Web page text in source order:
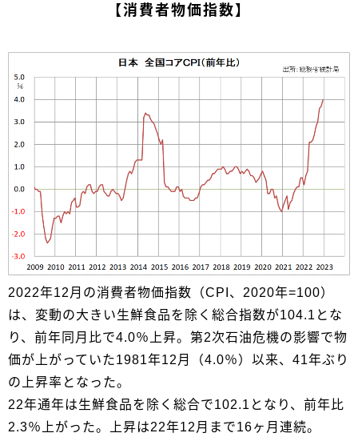
【消費者物価指数】
2022年12月の消費者物価指数（CPI、2020年=100）
は、変動の大きい生鮮食品を除く総合指数が104.1とな
り、前年同月比で4.0％上昇。第2次石油危機の影響で物
価が上がっていた1981年12月（4.0％）以来、41年ぶり
の上昇率となった。
22年通年は生鮮食品を除く総合で102.1となり、前年比
2.3％上がった。上昇は22年12月まで16ヶ月連続。